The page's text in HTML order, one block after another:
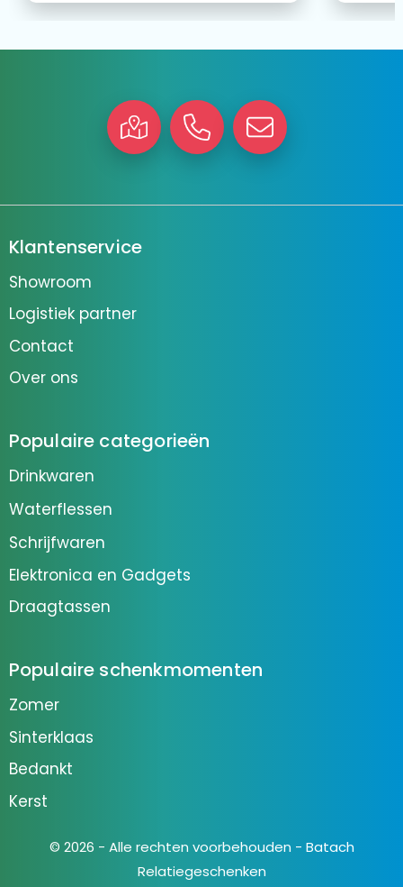
Klantenservice
Showroom
Logistiek partner
Contact
Over ons
Populaire categorieën
Drinkwaren
Waterflessen
Schrijfwaren
Elektronica en Gadgets
Draagtassen
Populaire schenkmomenten
Zomer
Sinterklaas
Bedankt
Kerst
© 2026 - Alle rechten voorbehouden - Batach
Relatiegeschenken